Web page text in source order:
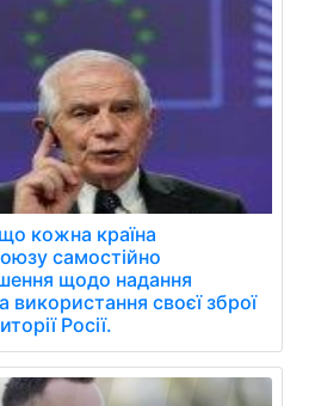
кожна країна
самостійно
щодо надання
використання своєї зброї
Росії.